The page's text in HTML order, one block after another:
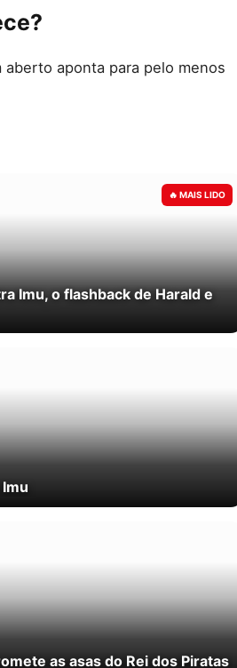
aponta para pelo menos
Imu, o flashback de Harald e
as asas do Rei dos Piratas